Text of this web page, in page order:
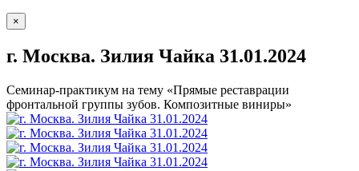
×
г. Москва. Зилия Чайка 31.01.2024
Семинар-практикум на тему «Прямые реставрации
фронтальной группы зубов. Композитные виниры»